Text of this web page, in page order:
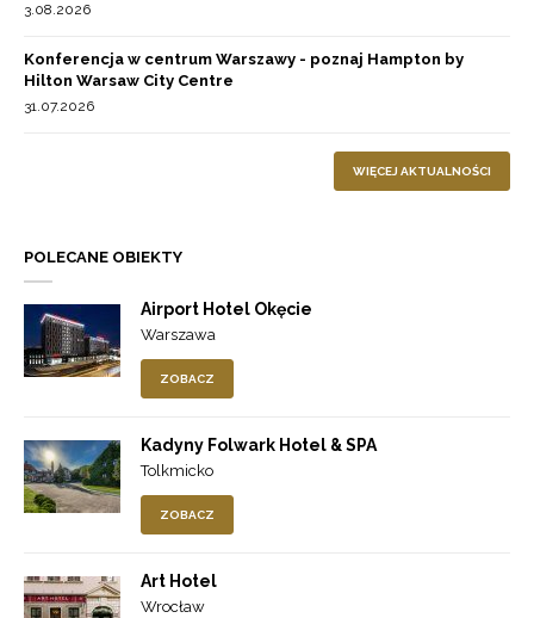
3.08.2026
Konferencja w centrum Warszawy - poznaj Hampton by
Hilton Warsaw City Centre
31.07.2026
WIĘCEJ AKTUALNOŚCI
POLECANE OBIEKTY
Airport Hotel Okęcie
Warszawa
ZOBACZ
Kadyny Folwark Hotel & SPA
Tolkmicko
ZOBACZ
Art Hotel
Wrocław